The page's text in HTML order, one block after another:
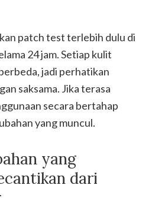
patch test terlebih dulu di
24 jam. Setiap kulit
jadi perhatikan
saksama. Jika terasa
secara bertahap
yang muncul.
yang
dari